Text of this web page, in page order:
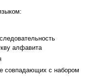
алфавита
совпадающих с набором